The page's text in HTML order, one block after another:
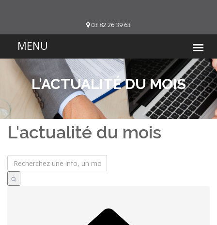
03 82 26 39 63
L'ACTUALITÉ DU MOIS
L'actualité du mois